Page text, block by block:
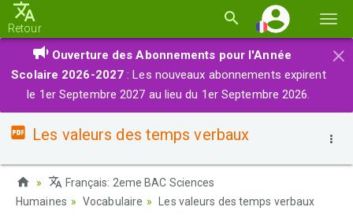
la
Retour
×
Ouverture des Abonnements pour l'Année
Scolaire 2026-2027 : Les nouveaux abonnements expirent
le 1er Septembre 2027 au lieu du 1er Septembre 2026.
Les valeurs des temps verbaux
Français: 2eme BAC Sciences
Humaines
Vocabulaire Les valeurs des temps verbaux